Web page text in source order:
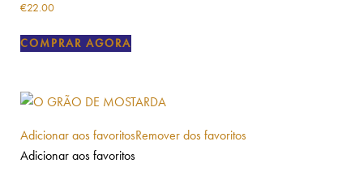
€22.00
COMPRAR AGORA
Adicionar aos favoritosRemover dos favoritos
Adicionar aos favoritos